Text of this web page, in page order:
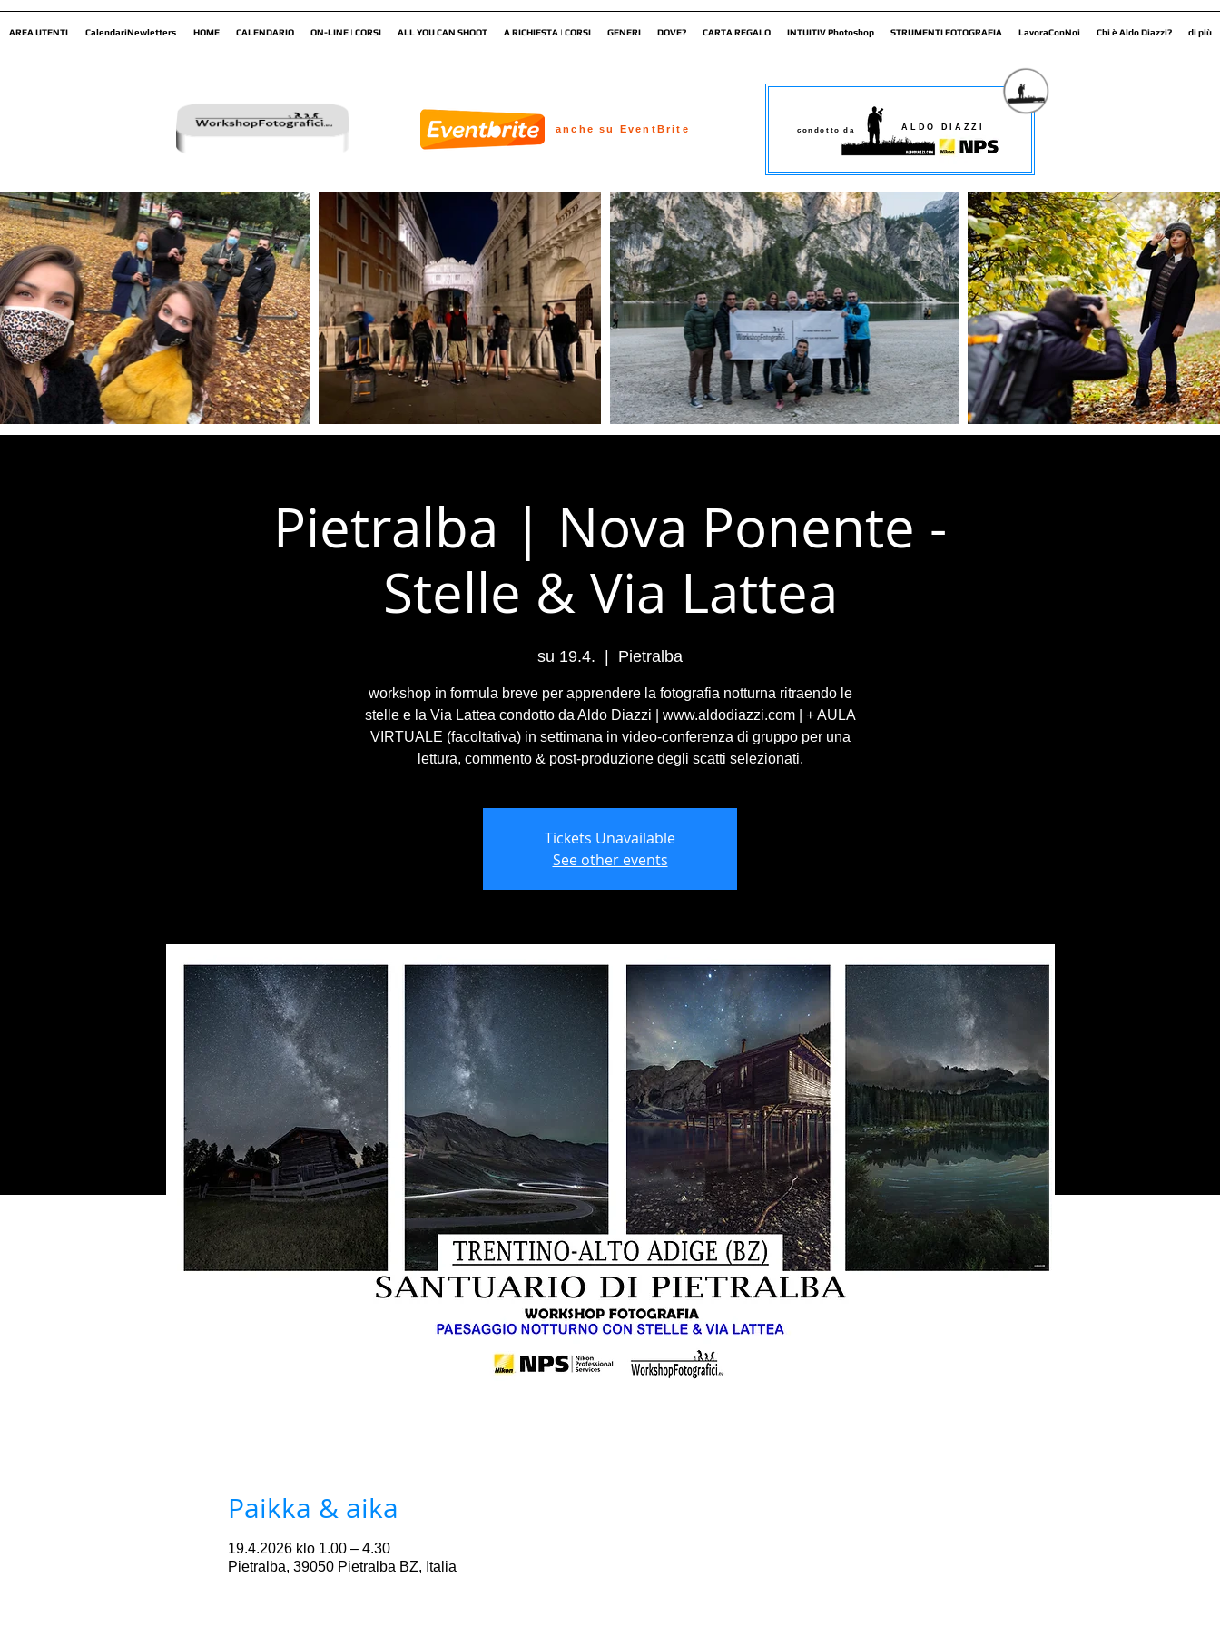
AREA UTENTI CalendariNewletters HOME CALENDARIO ON-LINE | CORSI ALL YOU CAN SHOOT A RICHIESTA | CORSI GENERI DOVE? CARTA REGALO INTUITIV Photoshop STRUMENTI FOTOGRAFIA LavoraConNoi Chi è Aldo Diazzi? di più
Pietralba | Nova Ponente -
Stelle & Via Lattea
su 19.4. Pietralba
workshop in formula breve per apprendere la fotografia notturna ritraendo le
stelle e la Via Lattea condotto da Aldo Diazzi | www.aldodiazzi.com | + AULA
VIRTUALE (facoltativa) in settimana in video-conferenza di gruppo per una
lettura, commento & post-produzione degli scatti selezionati.
Tickets Unavailable
See other events
Paikka & aika
19.4.2026 klo 1.00 – 4.30
Pietralba, 39050 Pietralba BZ, Italia
condotto da ALDO DIAZZI
anche su EventBrite